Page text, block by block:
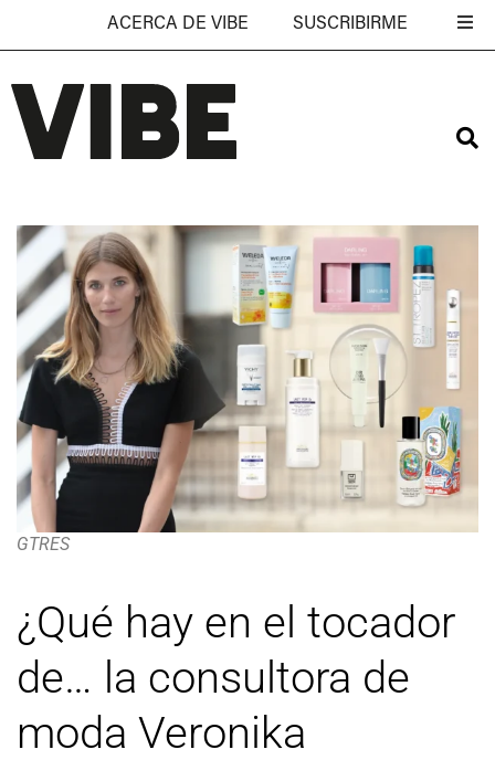
ACERCA DE VIBE SUSCRIBIRME
GTRES
¿Qué hay en el tocador
de… la consultora de
moda Veronika